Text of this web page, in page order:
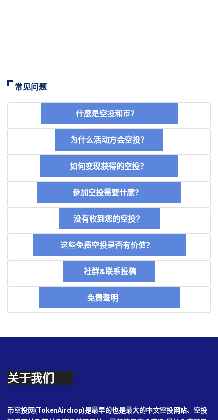
常见问题
什麼是空投和币？
为什么活动方会空投？
如何变现获得的空投？
參加空投需要什麼？
没有收到您的空投？
这些免费空投是否有价值？
社群&联系投稿
免責聲明
关于我们
币空投网(TokenAirdrop)是最早的也是最大的中文空投网站、空投